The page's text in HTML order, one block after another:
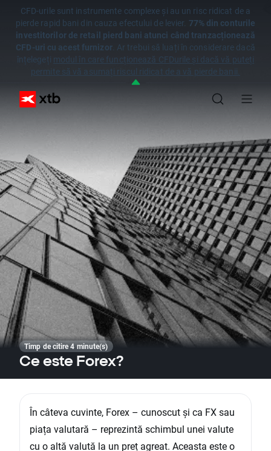
CFD-urile sunt instrumente complexe și au un risc ridicat de a
pierde rapid bani din cauza efectului de levier. 77% din conturile
investitorilor de retail pierd bani atunci când tranzacționează
CFD-uri cu acest furnizor. Ar trebui să luați în considerare dacă
înțelegeți modul în care funcționează CFDurile și dacă vă puteți
permite să vă asumați riscul ridicat de a vă pierde banii.
Timp de citire 4 minute(s)
Ce este Forex?
În câteva cuvinte, Forex – cunoscut și ca FX sau
piața valutară – reprezintă schimbul unei valute
cu o altă valută la un preț agreat. Aceasta este o